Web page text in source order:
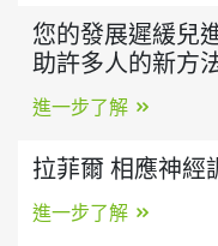
您的發展遲緩兒
助許多人的新方
進一步了解
拉菲爾 相應神經
進一步了解